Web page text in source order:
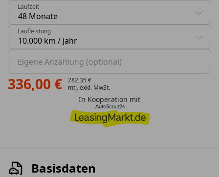
Laufzeit
0 Vorschläge gefunden. Benutzen Sie die Pfeil-nach-
Laufleistung
0 Vorschläge gefunden. Benutzen Sie die Pfeil-nach-
Eigene Anzahlung (optional)
336,00 €
282,35 €
mtl. exkl. MwSt.
In Kooperation mit
Basisdaten